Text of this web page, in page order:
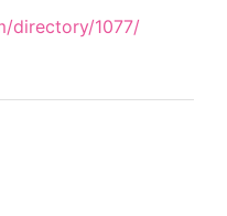
directory/1077/